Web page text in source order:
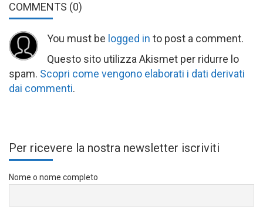
COMMENTS (0)
You must be logged in to post a comment.
Questo sito utilizza Akismet per ridurre lo
spam. Scopri come vengono elaborati i dati derivati
dai commenti.
Per ricevere la nostra newsletter iscriviti
Nome o nome completo